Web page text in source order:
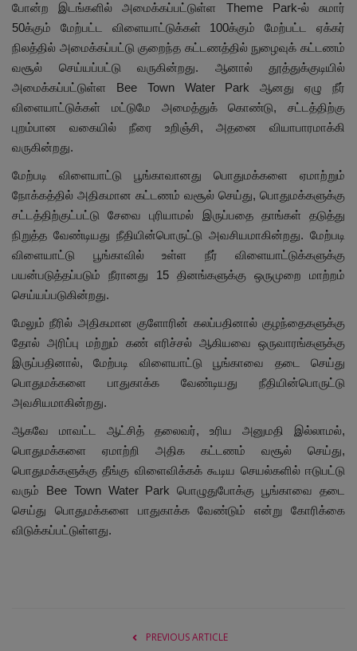
போன்ற இடங்களில் அமைக்கப்பட்டுள்ள Theme Park-ல் சுமார்
50க்கும் மேற்பட்ட விளையாட்டுக்கள் 100க்கும் மேற்பட்ட ஏக்கர்
நிலத்தில் அமைக்கப்பட்டு குறைந்த கட்டணத்தில் நுழைவுக் கட்டணம்
வசூல் செய்யப்பட்டு வருகின்றது. ஆனால் தூத்துக்குடியில்
அமைக்கப்பட்டுள்ள Bee Town Water Park ஆனது ஏழு நீர்
விளையாட்டுக்கள் மட்டுமே அமைத்துக் கொண்டு, சட்டத்திற்கு
புறம்பான வகையில் நீரை உறிஞ்சி, அதனை வியாபாரமாக்கி
வருகின்றது.
மேற்படி விளையாட்டு பூங்காவானது பொதுமக்களை ஏமாற்றும்
நோக்கத்தில் அதிகமான கட்டணம் வசூல் செய்து, பொதுமக்களுக்கு
சட்டத்திற்குட்பட்டு சேவை புரியாமல் இருப்பதை தாங்கள் தடுத்து
நிறுத்த வேண்டியது நீதியின்பொருட்டு அவசியமாகின்றது. மேற்படி
விளையாட்டு பூங்காவில் உள்ள நீர் விளையாட்டுக்களுக்கு
பயன்படுத்தப்படும் நீரானது 15 தினங்களுக்கு ஒருமுறை மாற்றம்
செய்யப்படுகின்றது.
மேலும் நீரில் அதிகமான குளோரின் கலப்பதினால் குழந்தைகளுக்கு
தோல் அரிப்பு மற்றும் கண் எரிச்சல் ஆகியவை ஒருவாரங்களுக்கு
இருப்பதினால், மேற்படி விளையாட்டு பூங்காவை தடை செய்து
பொதுமக்களை பாதுகாக்க வேண்டியது நீதியின்பொருட்டு
அவசியமாகின்றது.
ஆகவே மாவட்ட ஆட்சித் தலைவர், உரிய அனுமதி இல்லாமல்,
பொதுமக்களை ஏமாற்றி அதிக கட்டணம் வசூல் செய்து,
பொதுமக்களுக்கு தீங்கு விளைவிக்கக் கூடிய செயல்களில் ஈடுபட்டு
வரும் Bee Town Water Park பொழுதுபோக்கு பூங்காவை தடை
செய்து பொதுமக்களை பாதுகாக்க வேண்டும் என்று கோரிக்கை
விடுக்கப்பட்டுள்ளது.
PREVIOUS ARTICLE